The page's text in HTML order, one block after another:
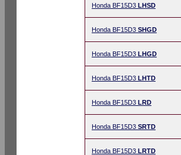
Honda BF15D3 LHSD
Honda BF15D3 SHGD
Honda BF15D3 LHGD
Honda BF15D3 LHTD
Honda BF15D3 LRD
Honda BF15D3 SRTD
Honda BF15D3 LRTD